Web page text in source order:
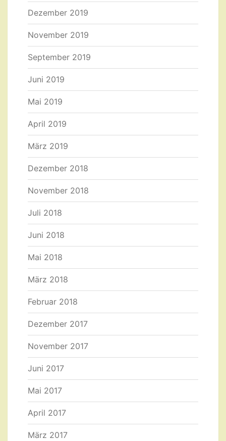
Dezember 2019
November 2019
September 2019
Juni 2019
Mai 2019
April 2019
März 2019
Dezember 2018
November 2018
Juli 2018
Juni 2018
Mai 2018
März 2018
Februar 2018
Dezember 2017
November 2017
Juni 2017
Mai 2017
April 2017
März 2017